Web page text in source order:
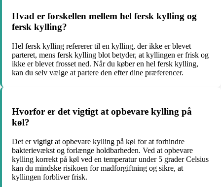
Hvad er forskellen mellem hel fersk kylling og
fersk kylling?
Hel fersk kylling refererer til en kylling, der ikke er blevet
parteret, mens fersk kylling blot betyder, at kyllingen er frisk og
ikke er blevet frosset ned. Når du køber en hel fersk kylling,
kan du selv vælge at partere den efter dine præferencer.
Hvorfor er det vigtigt at opbevare kylling på
køl?
Det er vigtigt at opbevare kylling på køl for at forhindre
bakterievækst og forlænge holdbarheden. Ved at opbevare
kylling korrekt på køl ved en temperatur under 5 grader Celsius
kan du mindske risikoen for madforgiftning og sikre, at
kyllingen forbliver frisk.